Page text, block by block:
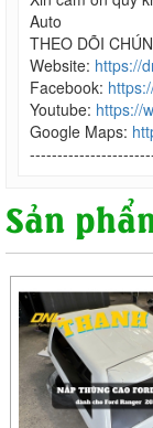
Auto
THEO DÕI
Website: https://
Facebook:
Youtube: https://
Google Maps:
Sản